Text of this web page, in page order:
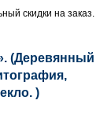
скидки на заказ.
(Деревянный
)